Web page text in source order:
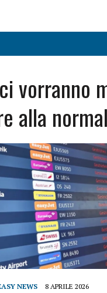
vorranno
alla
NEWS 8 APRILE 2026